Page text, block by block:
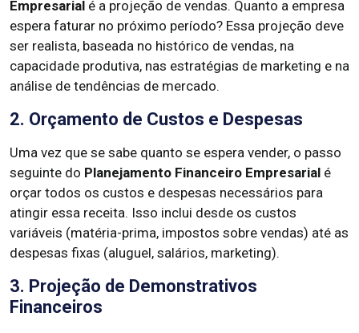
Empresarial é a projeção de vendas. Quanto a empresa
espera faturar no próximo período? Essa projeção deve
ser realista, baseada no histórico de vendas, na
capacidade produtiva, nas estratégias de marketing e na
análise de tendências de mercado.
2. Orçamento de Custos e Despesas
Uma vez que se sabe quanto se espera vender, o passo
seguinte do Planejamento Financeiro Empresarial é
orçar todos os custos e despesas necessários para
atingir essa receita. Isso inclui desde os custos
variáveis (matéria-prima, impostos sobre vendas) até as
despesas fixas (aluguel, salários, marketing).
3. Projeção de Demonstrativos
Financeiros